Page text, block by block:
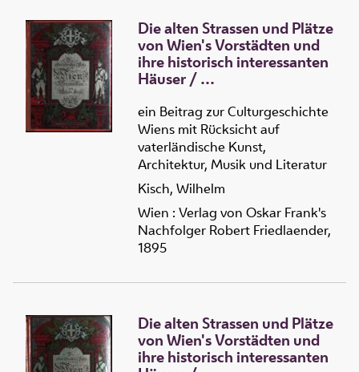
Die alten Strassen und Plätze
von Wien's Vorstädten und
ihre historisch interessanten
Häuser/
Plätze von Wien's
Vorstädten und ihre
historisch interessanten
Häuser
ein Beitrag zur Culturgeschichte
Wiens mit Rücksicht auf
vaterländische Kunst,
Architektur, Musik und Literatur
Kisch, Wilhelm
Wien : Verlag von Oskar Frank's
Nachfolger Robert Friedlaender,
1895
Die alten Strassen und Plätze
von Wien's Vorstädten und
ihre historisch interessanten